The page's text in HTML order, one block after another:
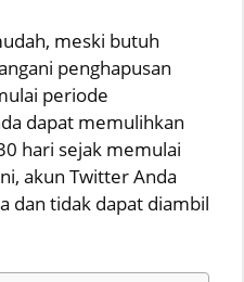
meski butuh
penghapusan
periode
dapat memulihkan
hari sejak memulai
akun Twitter Anda
dan tidak dapat diambil